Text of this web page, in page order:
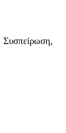
Συσπείρωση,